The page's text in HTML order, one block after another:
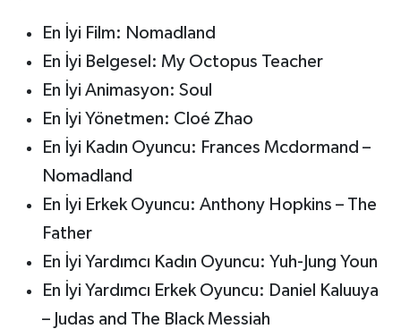
En İyi Film: Nomadland
En İyi Belgesel: My Octopus Teacher
En İyi Animasyon: Soul
En İyi Yönetmen: Cloé Zhao
En İyi Kadın Oyuncu: Frances Mcdormand –
Nomadland
En İyi Erkek Oyuncu: Anthony Hopkins – The
Father
En İyi Yardımcı Kadın Oyuncu: Yuh-Jung Youn
En İyi Yardımcı Erkek Oyuncu: Daniel Kaluuya
– Judas and The Black Messiah